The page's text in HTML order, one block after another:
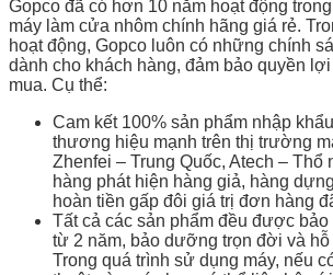
Gopco đã có hơn 10 năm hoạt động
máy làm cửa nhôm chính hãng giá rẻ.
hoạt động, Gopco luôn có những chính
dành cho khách hàng, đảm bảo quyền
mua. Cụ thể:
Cam kết 100% sản phẩm nhập
thương hiệu mạnh trên thị trường
Zhenfei – Trung Quốc, Atech – Thổ
hàng phát hiện hàng giả, hàng
hoàn tiền gấp đôi giá trị đơn hàng
Tất cả các sản phẩm đều được
từ 2 năm, bảo dưỡng trọn đời và hỗ
Trong quá trình sử dụng máy, nếu